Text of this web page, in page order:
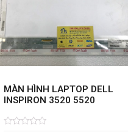
MÀN HÌNH LAPTOP DELL
INSPIRON 3520 5520